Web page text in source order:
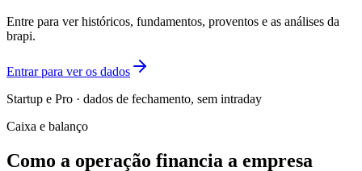
Entre para ver históricos, fundamentos, proventos e as análises da
brapi.
Entrar para ver os dados
Startup e Pro · dados de fechamento, sem intraday
Caixa e balanço
Como a operação financia a empresa